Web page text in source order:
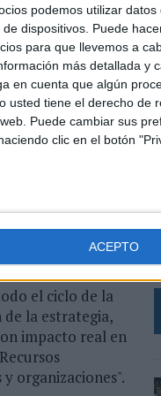
podemos utilizar datos
dispositivos. Puede
para que llevemos a
más detallada y
en cuenta que algún
usted tiene el derecho de
Puede cambiar sus
clic en el botón
ACEPTO
para
por un
de
de la
Política y
nueva práctica
responde a
de Sergi
de
el ciclo de la
la estrategia,
impacto real en
organizaciones".